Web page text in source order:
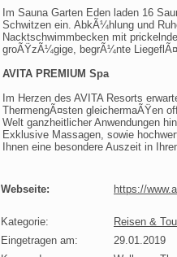
Im Sauna Garten Eden laden 16
Schwitzen ein. AbkÃ¼hlung und
Nacktschwimmbecken mit
groÃŸzÃ¼gige, begrÃ¼nte
AVITA PREMIUM Spa
Im Herzen des AVITA Resorts
ThermengÃ¤sten gleichermaÃŸen
Welt ganzheitlicher Anwendungen
Exklusive Massagen, sowie
Ihnen eine besondere Auszeit in
Webseite: https://
Kategorie:
Reisen &
Eingetragen am:
29.01.2019